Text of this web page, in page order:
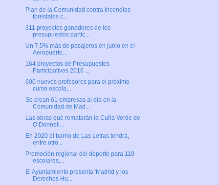
Plan de la Comunidad contra incendios
forestales c...
311 proyectos ganadores de los
presupuestos partic...
Un 7,5% más de pasajeros en junio en el
Aeropuerto...
164 proyectos de Presupuestos
Participativos 2016 ...
600 nuevos profesores para el próximo
curso escola...
Se crean 61 empresas al día en la
Comunidad de Mad...
Las obras que rematarán la Cuña Verde de
O’Donnell...
En 2020 el barrio de Las Letras tendrá,
entre otro...
Promoción regional del deporte para 110
escolares,...
El Ayuntamiento presenta 'Madrid y los
Derechos Hu...